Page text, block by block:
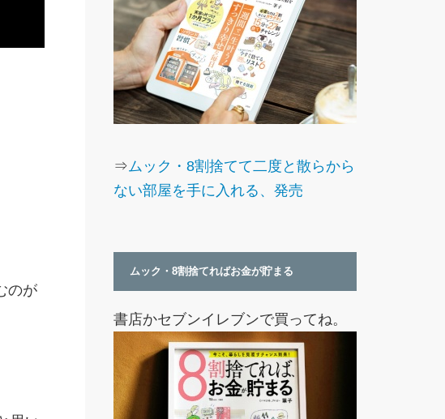
のが
⇒ムック・8割捨てて二度と散らから
ない部屋を手に入れる、発売
ムック・8割捨てればお金が貯まる
書店かセブンイレブンで買ってね。